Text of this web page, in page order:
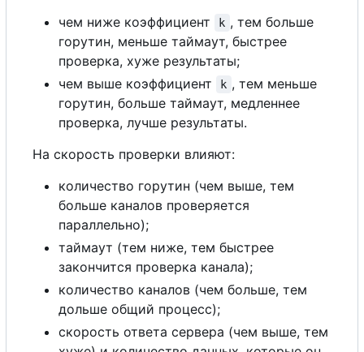
чем ниже коэффициент
k , тем больше
горутин, меньше таймаут, быстрее
проверка, хуже результаты;
чем выше коэффициент
k , тем меньше
горутин, больше таймаут, медленнее
проверка, лучше результаты.
На скорость проверки влияют:
количество горутин (чем выше, тем
больше каналов проверяется
параллельно);
таймаут (тем ниже, тем быстрее
закончится проверка канала);
количество каналов (чем больше, тем
дольше общий процесс);
скорость ответа сервера (чем выше, тем